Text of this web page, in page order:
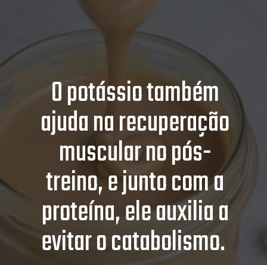
O potássio também
ajuda na recuperação
muscular no pós-
treino, e junto com a
proteína, ele auxilia a
evitar o catabolismo.